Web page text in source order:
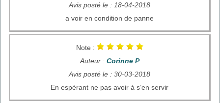
Avis posté le : 18-04-2018
a voir en condition de panne
Note :
Auteur : Corinne P
Avis posté le : 30-03-2018
En espérant ne pas avoir à s’en servir